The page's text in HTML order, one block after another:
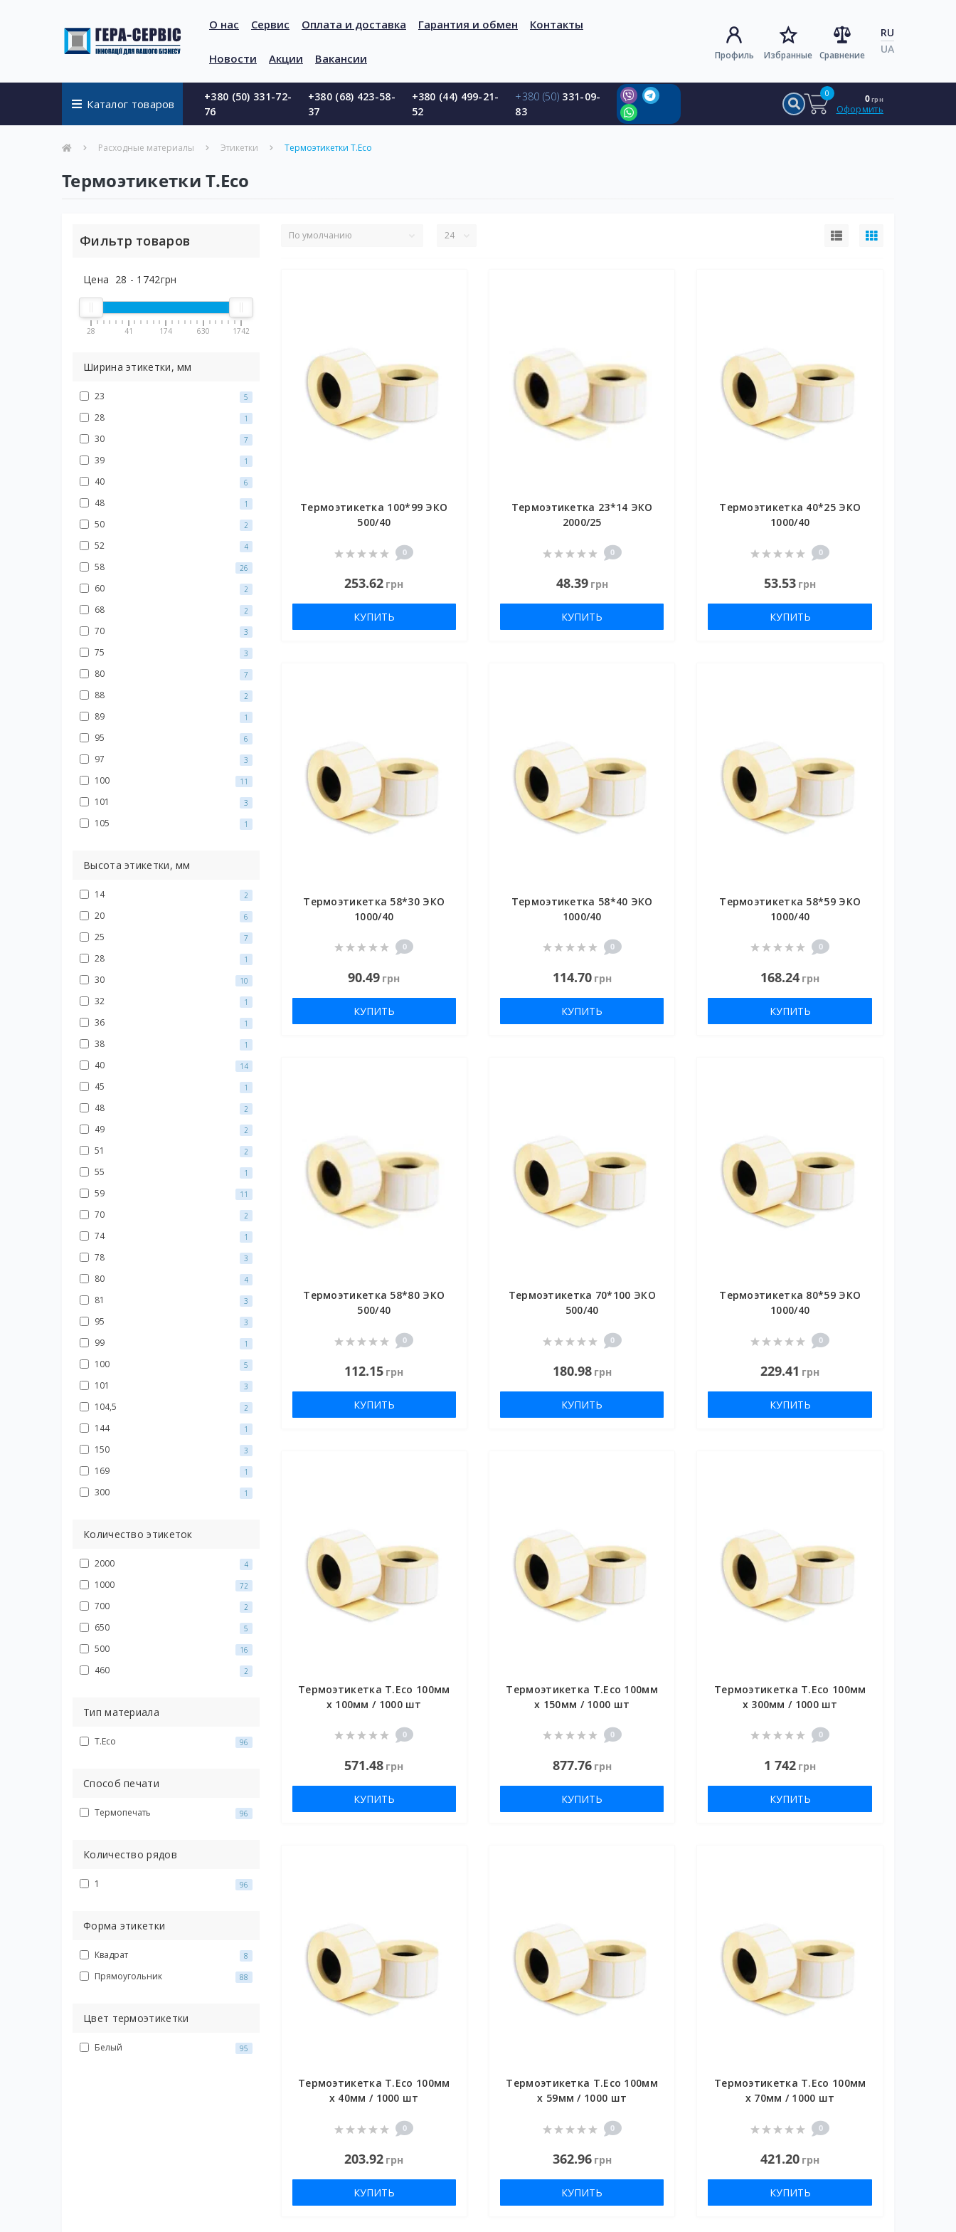
О нас Сервис Оплата и доставка Гарантия и обмен Контакты
Новости Акции Вакансии Профиль Избранные Сравнение
RU
UA
Каталог товаров
+380 (50) 331-72-
76
+380 (68) 423-58-
37
+380 (44) 499-21-
52
+380 (50) 331-09-
83
0 0грн
Оформить
Расходные материалы Этикетки Термоэтикетки T.Eco
Термоэтикетки T.Eco
Фильтр товаров
Цена 28 - 1742грн
28 41 174 630 1742
Ширина этикетки, мм
23 5
28 1
30 7
39 1
40 6
48 1
50 2
52 4
58 26
60 2
68 2
70 3
75 3
80 7
88 2
89 1
95 6
97 3
100 11
101 3
105 1
Высота этикетки, мм
14 2
20 6
25 7
28 1
30 10
32 1
36 1
38 1
40 14
45 1
48 2
49 2
51 2
55 1
59 11
70 2
74 1
78 3
80 4
81 3
95 3
99 1
100 5
101 3
104,5 2
144 1
150 3
169 1
300 1
Количество этикеток
2000 4
1000 72
700 2
650 5
500 16
460 2
Тип материала
T.Eco 96
Способ печати
Термопечать 96
Количество рядов
1 96
Форма этикетки
Квадрат 8
Прямоугольник 88
Цвет термоэтикетки
Белый 95
Термоэтикетка 100*99 ЭКО
500/40
0
253.62 грн
КУПИТЬ
Термоэтикетка 23*14 ЭКО
2000/25
0
48.39 грн
КУПИТЬ
Термоэтикетка 40*25 ЭКО
1000/40
0
53.53 грн
КУПИТЬ
Термоэтикетка 58*30 ЭКО
1000/40
0
90.49 грн
КУПИТЬ
Термоэтикетка 58*40 ЭКО
1000/40
0
114.70 грн
КУПИТЬ
Термоэтикетка 58*59 ЭКО
1000/40
0
168.24 грн
КУПИТЬ
Термоэтикетка 58*80 ЭКО
500/40
0
112.15 грн
КУПИТЬ
Термоэтикетка 70*100 ЭКО
500/40
0
180.98 грн
КУПИТЬ
Термоэтикетка 80*59 ЭКО
1000/40
0
229.41 грн
КУПИТЬ
Термоэтикетка T.Eco 100мм
х 100мм / 1000 шт
0
571.48 грн
КУПИТЬ
Термоэтикетка T.Eco 100мм
х 150мм / 1000 шт
0
877.76 грн
КУПИТЬ
Термоэтикетка T.Eco 100мм
х 300мм / 1000 шт
0
1 742 грн
КУПИТЬ
Термоэтикетка T.Eco 100мм
х 40мм / 1000 шт
0
203.92 грн
КУПИТЬ
Термоэтикетка T.Eco 100мм
х 59мм / 1000 шт
0
362.96 грн
КУПИТЬ
Термоэтикетка T.Eco 100мм
х 70мм / 1000 шт
0
421.20 грн
КУПИТЬ